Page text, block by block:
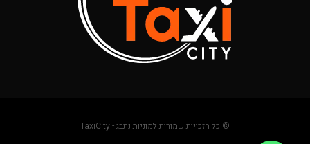
© כל הזכויות שמורות למוניות נתבג - TaxiCity